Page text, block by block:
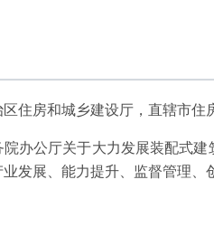
住房和城乡建设厅，直辖市住
办公厅关于大力发展装配式
发展、能力提升、监督管理、